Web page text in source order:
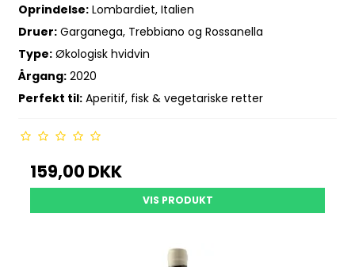
Oprindelse: Lombardiet, Italien
Druer: Garganega, Trebbiano og Rossanella
Type: Økologisk hvidvin
Årgang: 2020
Perfekt til: Aperitif, fisk & vegetariske retter
159,00 DKK
VIS PRODUKT